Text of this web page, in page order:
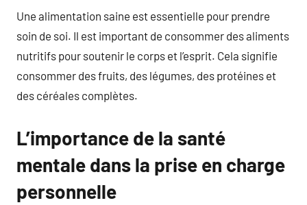
Une alimentation saine est essentielle pour prendre
soin de soi. Il est important de consommer des aliments
nutritifs pour soutenir le corps et l’esprit. Cela signifie
consommer des fruits, des légumes, des protéines et
des céréales complètes.
L’importance de la santé
mentale dans la prise en charge
personnelle